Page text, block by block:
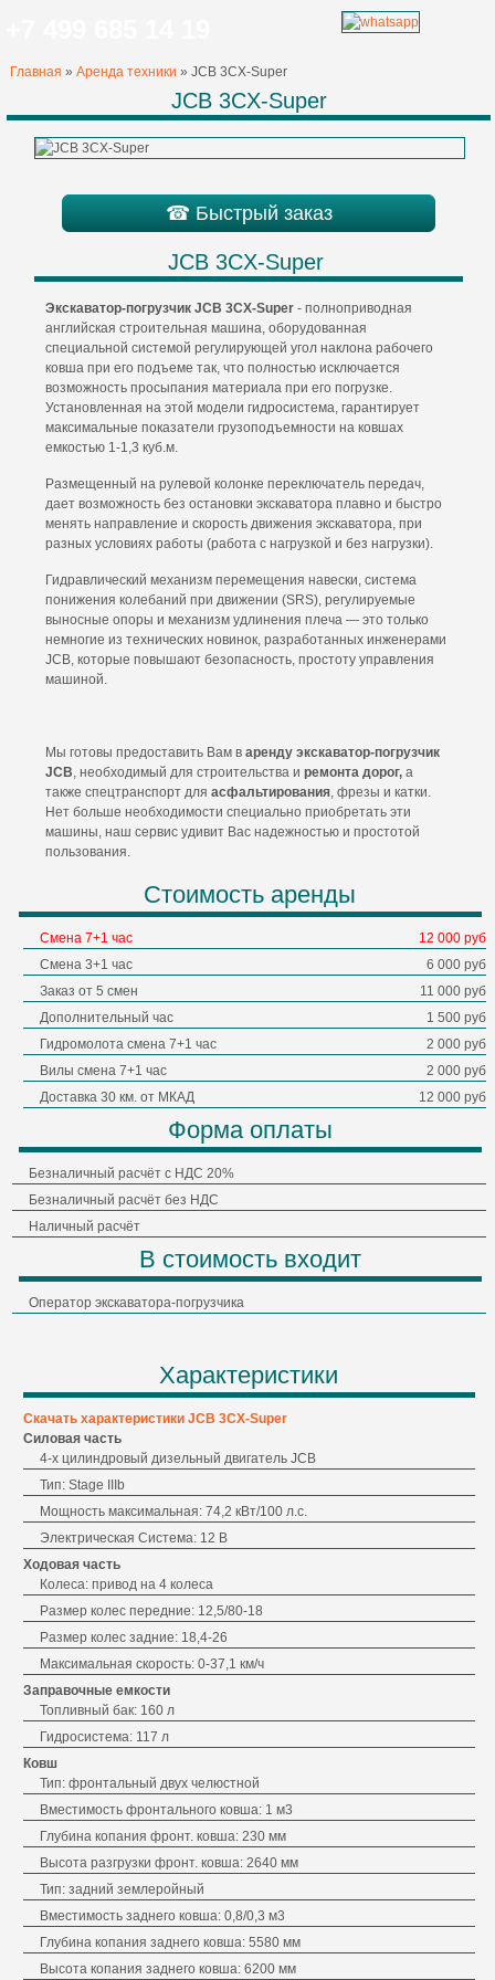
Главная » Аренда техники » JCB 3CX-Super
JCB 3CX-Super
☎ Быстрый заказ
JCB 3CX-Super
Экскаватор-погрузчик JCB 3CX-Super - полноприводная
английская строительная машина, оборудованная
специальной системой регулирующей угол наклона рабочего
ковша при его подъеме так, что полностью исключается
возможность просыпания материала при его погрузке.
Установленная на этой модели гидросистема, гарантирует
максимальные показатели грузоподъемности на ковшах
емкостью 1-1,3 куб.м.
Размещенный на рулевой колонке переключатель передач,
дает возможность без остановки экскаватора плавно и быстро
менять направление и скорость движения экскаватора, при
разных условиях работы (работа с нагрузкой и без нагрузки).
Гидравлический механизм перемещения навески, система
понижения колебаний при движении (SRS), регулируемые
выносные опоры и механизм удлинения плеча — это только
немногие из технических новинок, разработанных инженерами
JCB, которые повышают безопасность, простоту управления
машиной.
Мы готовы предоставить Вам в аренду экскаватор-погрузчик
JCB , необходимый для строительства и ремонта дорог, а
также спецтранспорт для асфальтирования , фрезы и катки.
Нет больше необходимости специально приобретать эти
машины, наш сервис удивит Вас надежностью и простотой
пользования.
Стоимость аренды
Смена 7+1 час
12 000 руб
Смена 3+1 час
6 000 руб
Заказ от 5 смен
11 000 руб
Дополнительный час
1 500 руб
Гидромолота смена 7+1 час
2 000 руб
Вилы смена 7+1 час
2 000 руб
Доставка 30 км. от МКАД
12 000 руб
Форма оплаты
Безналичный расчёт с НДС 20%
Безналичный расчёт без НДС
Наличный расчёт
В стоимость входит
Оператор экскаватора-погрузчика
Характеристики
Скачать характеристики JCB 3CX-Super
Силовая часть
4-х цилиндровый дизельный двигатель JCB
Тип: Stage IIIb
Мощность максимальная: 74,2 кВт/100 л.с.
Электрическая Система: 12 В
Ходовая часть
Колеса: привод на 4 колеса
Размер колес передние: 12,5/80-18
Размер колес задние: 18,4-26
Максимальная скорость: 0-37,1 км/ч
Заправочные емкости
Топливный бак: 160 л
Гидросистема: 117 л
Ковш
Тип: фронтальный двух челюстной
Вместимость фронтального ковша: 1 м3
Глубина копания фронт. ковша: 230 мм
Высота разгрузки фронт. ковша: 2640 мм
Тип: задний землеройный
Вместимость заднего ковша: 0,8/0,3 м3
Глубина копания заднего ковша: 5580 мм
Высота копания заднего ковша: 6200 мм